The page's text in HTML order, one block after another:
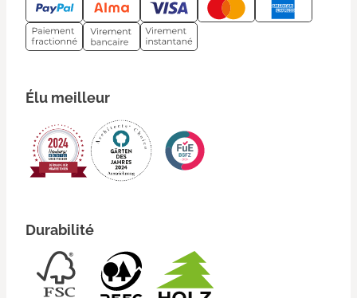
Élu meilleur
Durabilité